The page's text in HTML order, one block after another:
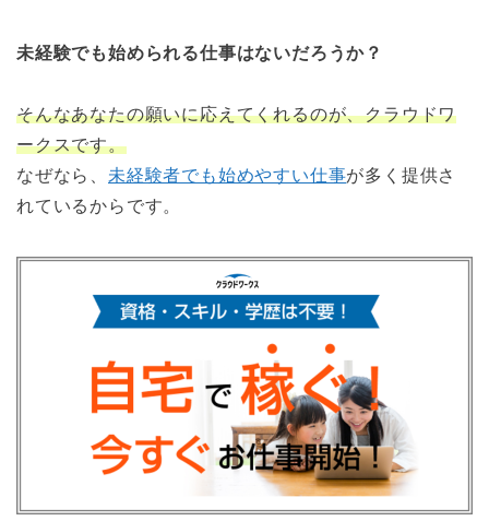
未経験でも始められる仕事はないだろうか？
そんなあなたの願いに応えてくれるのが、クラウドワ
ークスです。
なぜなら、 未経験者でも始めやすい仕事が多く提供さ
れているからです。